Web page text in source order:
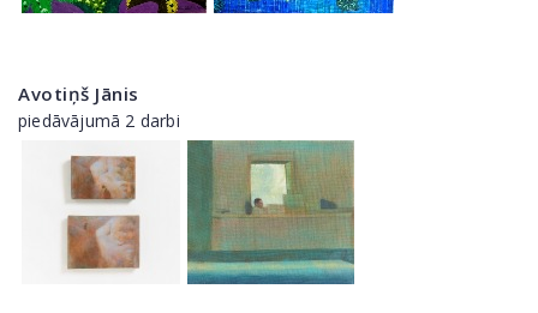
Avotiņš Jānis
piedāvājumā 2 darbi